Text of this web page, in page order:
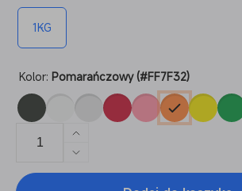
1KG
Kolor: Pomarańczowy (#FF7F32)
Zwiększ
ilość
dla
Zmniejsz
ilość